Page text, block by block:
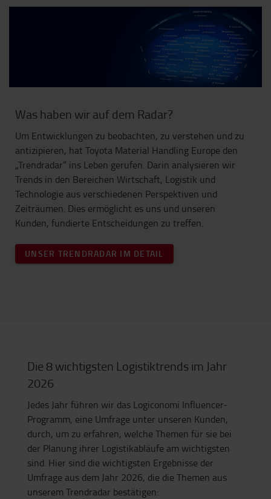
Was haben wir auf dem Radar?
Um Entwicklungen zu beobachten, zu verstehen und zu
antizipieren, hat Toyota Material Handling Europe den
„Trendradar“ ins Leben gerufen. Darin analysieren wir
Trends in den Bereichen Wirtschaft, Logistik und
Technologie aus verschiedenen Perspektiven und
Zeiträumen. Dies ermöglicht es uns und unseren
Kunden, fundierte Entscheidungen zu treffen.
UNSER TRENDRADAR IM DETAIL
Die 8 wichtigsten Logistiktrends im Jahr
2026
Jedes Jahr führen wir das Logiconomi Influencer-
Programm, eine Umfrage unter unseren Kunden,
durch, um zu erfahren, welche Themen für sie bei
der Planung ihrer Logistikabläufe am wichtigsten
sind. Hier sind die wichtigsten Ergebnisse der
Umfrage aus dem Jahr 2026, die die Themen aus
unserem Trendradar bestätigen: